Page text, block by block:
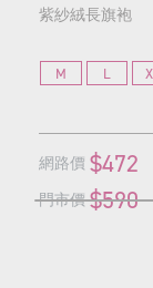
紫紗絨長旗袍
M L
網路價 $472
門市價 $590